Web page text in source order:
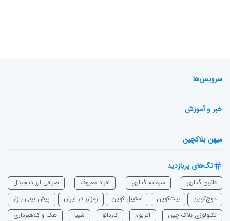
سرویس‌ها
خبر و آموزش
میهن بلاکچین
تگ‌های پربازدید
قانون گذاری سرمایه‌ گذاری افراد معروف
صرافی ارز دیجیتال
دوج‌کوین
بیت‌کوین استیبل کوین رمزارز در ایران
پیش بینی بازار
تکنولوژی بلاک چین
اتریوم ‌کاردانو شیبا هک و کلاهبرداری